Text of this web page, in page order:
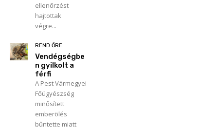
ellenőrzést
hajtottak
végre...
REND ŐRE
Vendégségbe
n gyilkolt a
férfi
A Pest Vármegyei
Főügyészség
minősített
emberölés
bűntette miatt